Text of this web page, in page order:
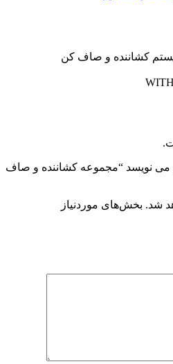
کشاننده و صاف کن
می نویسد “مجموعه کشاننده و صاف
شد. بخش‌های موردنیاز